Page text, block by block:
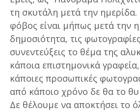
τη σκυτάλη μετά την
φόβος είναι μήπως μετά την
δημοσιότητα, τις φωτογραφίες
συνεντεύξεις το θέμα της
κάποια επιστημονικά
κάποιες προσωπικές
από κάποιο χρόνο δε θα το
Δε θέλουμε να αποκτήσει το